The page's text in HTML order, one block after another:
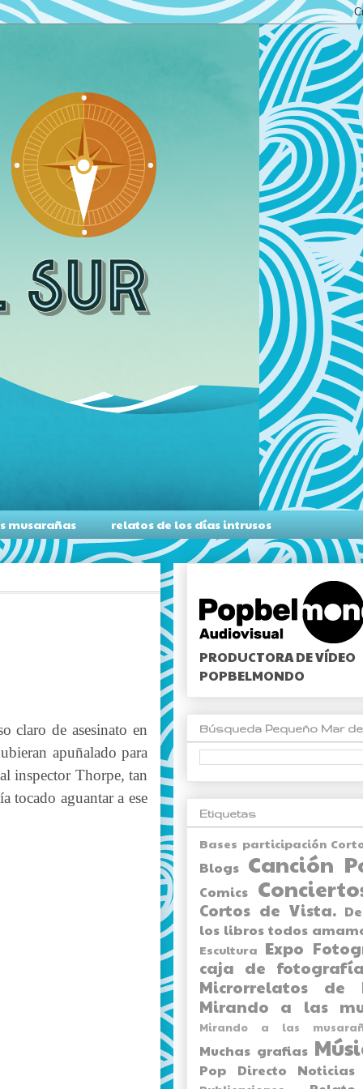
musarañas relatos de los días intrusos
claro de asesinato en
apuñalado para
inspector Thorpe, tan
tocado aguantar a ese
PRODUCTORA DE VÍDEO
POPBELMONDO
Búsqueda Pequeño Mar
Etiquetas
Bases participación
Blogs Canción
Comics
Cortos de Vista.
los libros todos
Escultura Expo
caja de
Microrrelatos de
Mirando a las
Mirando a las
Muchas grafias
Pop Directo Noticias